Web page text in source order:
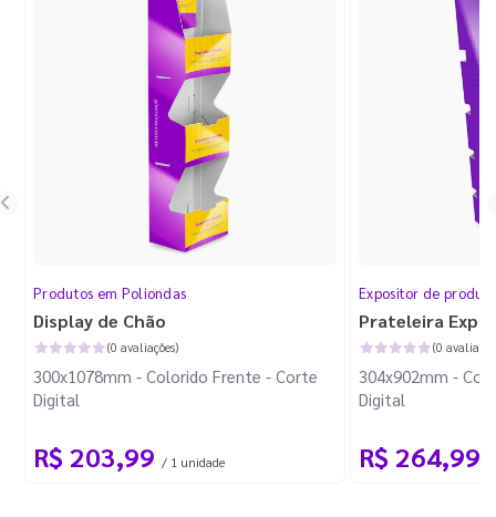
Produtos em Poliondas
Display de Chão
(0 avaliações)
300x1078mm - Colorido Frente - Corte
Digital
R$ 203,99 / 1 unidade
Expositor de
Prateleira
(0
304x902mm -
Digital
R$ 264,99